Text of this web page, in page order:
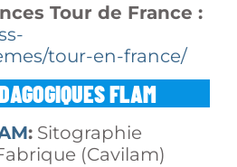
Tour de France :
tour-en-france/
FLAM
: Sitographie
(Cavilam)